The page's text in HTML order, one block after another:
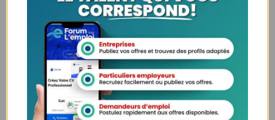
Espaces Candidats
Parcourir les Candidats
Tableau de Bord
Alertes d’Emploi
Mes Favoris